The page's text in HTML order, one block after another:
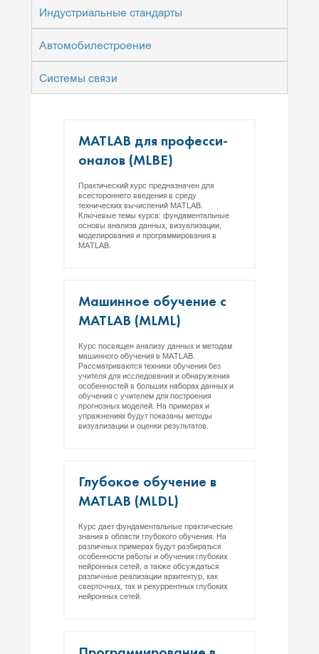
Индустриальные стандарты
Автомобилестроение
Системы связи
MATLAB для про­фес­си­
она­лов (MLBE)
Практический курс предназначен для
всестороннего введения в среду
технических вычислений MATLAB.
Ключевые темы курса: фундаментальные
основы анализа данных, визуализации,
моделирования и программирования в
MATLAB.
Ма­шин­ное обу­чение с
MATLAB (MLML)
Курс посвящен анализу данных и методам
машинного обучения в MATLAB.
Рассматриваются техники обучения без
учителя для исследования и обнаружения
особенностей в больших наборах данных и
обучения с учителем для построения
прогнозных моделей. На примерах и
упражнениях будут показаны методы
визуализации и оценки результатов.
Глу­бокое обу­чение в
MATLAB (MLDL)
Курс дает фундаментальные практические
знания в области глубокого обучения. На
различных примерах будут разбираться
особенности работы и обучения глубоких
нейронных сетей, а также обсуждаться
различные реализации архитектур, как
сверточных, так и рекуррентных глубоких
нейронных сетей.